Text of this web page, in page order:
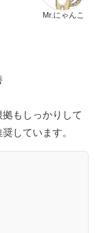
Mr.にゃんこ
もしっかりして
しています。